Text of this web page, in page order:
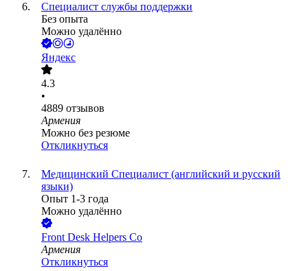
Специалист службы поддержки
Без опыта
Можно удалённо
Яндекс
4.3
•
4889 отзывов
Армения
Можно без резюме
Откликнуться
Медицинский Специалист (английский и русский
языки)
Опыт 1-3 года
Можно удалённо
Front Desk Helpers Co
Армения
Откликнуться